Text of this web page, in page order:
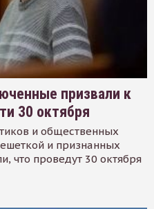
призвали к
30 октября
и общественных
и признанных
что проведут 30 октября